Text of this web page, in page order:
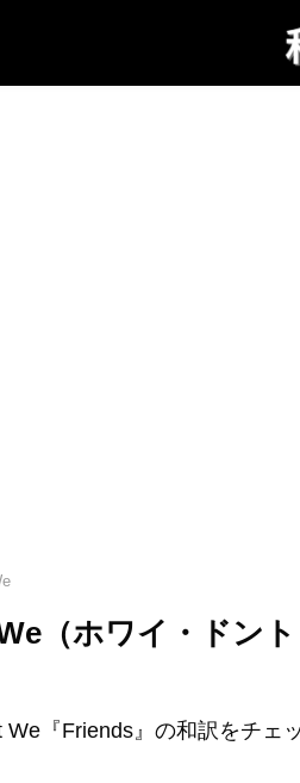
（ホワイ・ドン
『Friends』の和訳をチェ